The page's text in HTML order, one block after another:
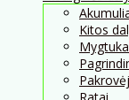
Kitos
Ratai